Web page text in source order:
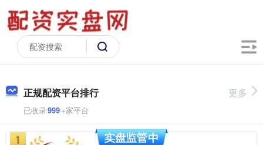
正规配资平台排行
已收录999+家平台
更多